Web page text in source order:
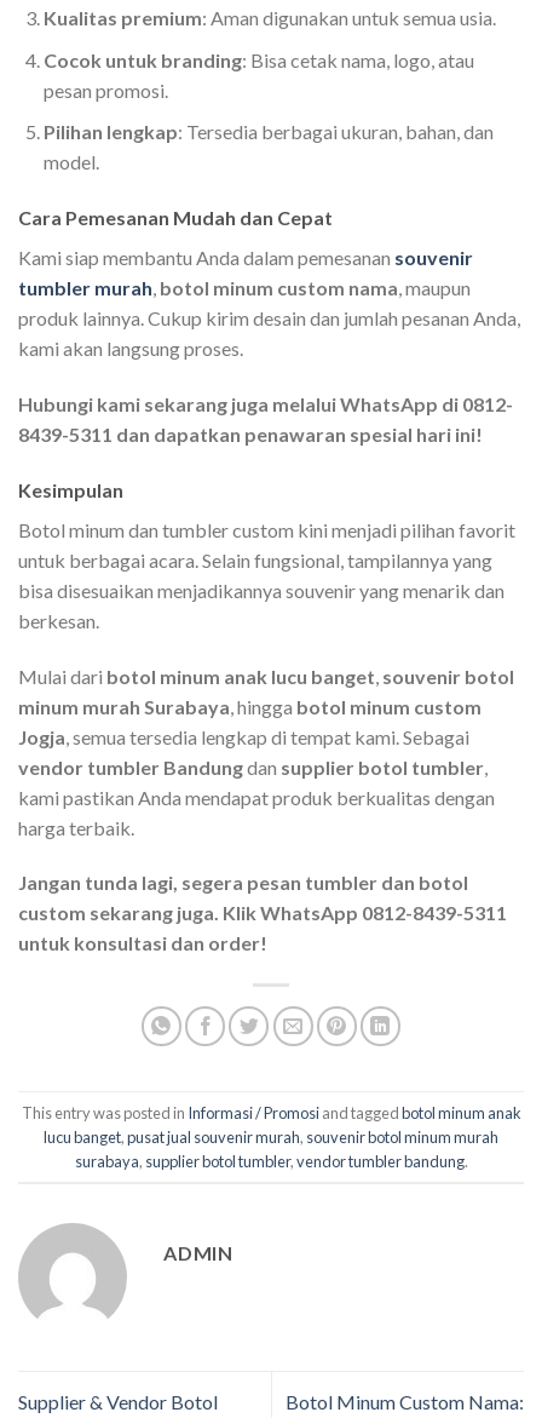
Kualitas premium: Aman digunakan untuk semua usia.
Cocok untuk branding: Bisa cetak nama, logo, atau
pesan promosi.
Pilihan lengkap: Tersedia berbagai ukuran, bahan, dan
model.
Cara Pemesanan Mudah dan Cepat
Kami siap membantu Anda dalam pemesanan souvenir
tumbler murah, botol minum custom nama, maupun
produk lainnya. Cukup kirim desain dan jumlah pesanan Anda,
kami akan langsung proses.
Hubungi kami sekarang juga melalui WhatsApp di 0812-
8439-5311 dan dapatkan penawaran spesial hari ini!
Kesimpulan
Botol minum dan tumbler custom kini menjadi pilihan favorit
untuk berbagai acara. Selain fungsional, tampilannya yang
bisa disesuaikan menjadikannya souvenir yang menarik dan
berkesan.
Mulai dari botol minum anak lucu banget souvenir botol
minum murah Surabaya , hingga botol minum custom
Jogja , semua tersedia lengkap di tempat kami. Sebagai
vendor tumbler Bandungdan supplier botol tumbler
kami pastikan Anda mendapat produk berkualitas dengan
harga terbaik.
Jangan tunda lagi, segera pesan tumbler dan botol
custom sekarang juga. Klik WhatsApp 0812-8439-5311
untuk konsultasi dan order!
This entry was posted in Informasi / Promosiand taggedbotol minum anak
lucu banget,pusat jual souvenir murah, souvenir botol minum murah
surabaya, supplier botol tumbler,vendor tumbler bandung.
ADMIN
Supplier & Vendor Botol
Botol Minum Custom Nama: